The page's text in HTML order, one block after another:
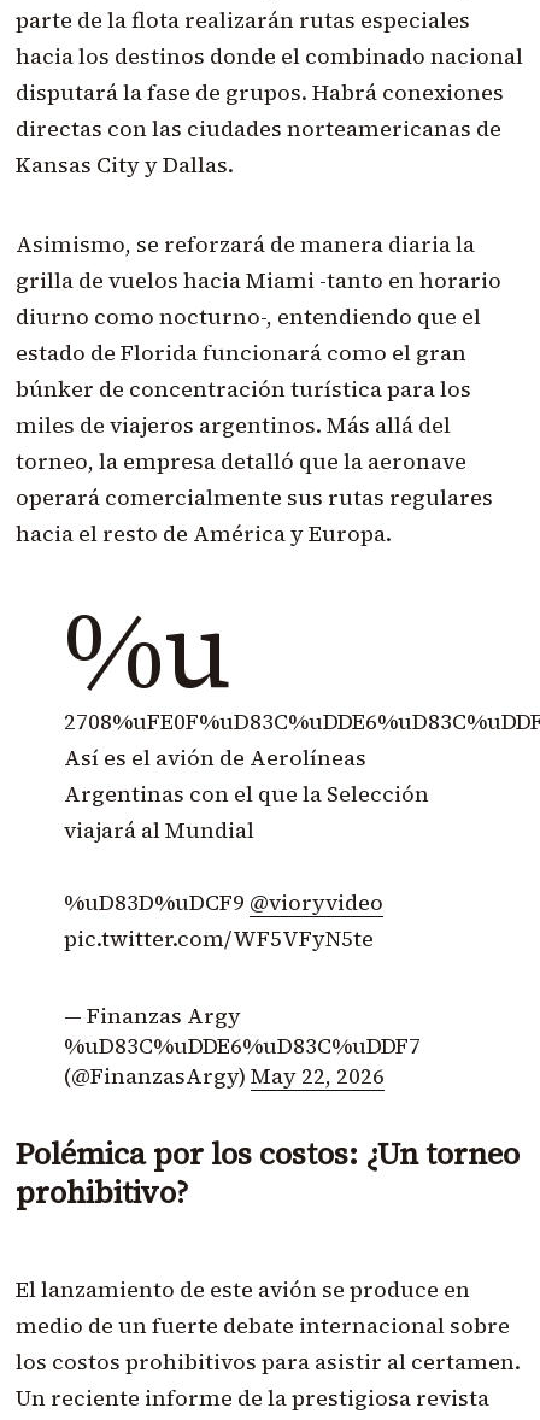
parte de la flota realizarán rutas especiales
hacia los destinos donde el combinado nacional
disputará la fase de grupos. Habrá conexiones
directas con las ciudades norteamericanas de
Kansas City y Dallas.
Asimismo, se reforzará de manera diaria la
grilla de vuelos hacia Miami -tanto en horario
diurno como nocturno-, entendiendo que el
estado de Florida funcionará como el gran
búnker de concentración turística para los
miles de viajeros argentinos. Más allá del
torneo, la empresa detalló que la aeronave
operará comercialmente sus rutas regulares
hacia el resto de América y Europa.
%u
Así es el avión de Aerolíneas
Argentinas con el que la Selección
viajará al Mundial
%uD83D%uDCF9 @vioryvideo
pic.twitter.com/WF5VFyN5te
— Finanzas Argy
%uD83C%uDDE6%uD83C%uDDF7
(@FinanzasArgy) May 22, 2026
Polémica por los costos: ¿Un torneo
prohibitivo?
El lanzamiento de este avión se produce en
medio de un fuerte debate internacional sobre
los costos prohibitivos para asistir al certamen.
Un reciente informe de la prestigiosa revista